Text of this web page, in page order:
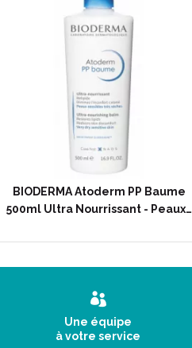
BIODERMA Atoderm PP Baume
500ml Ultra Nourrissant - Peaux…
Une équipe
à votre service